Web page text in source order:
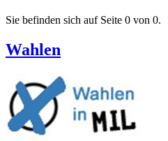
Sie befinden sich auf Seite 0 von 0.
Wahlen